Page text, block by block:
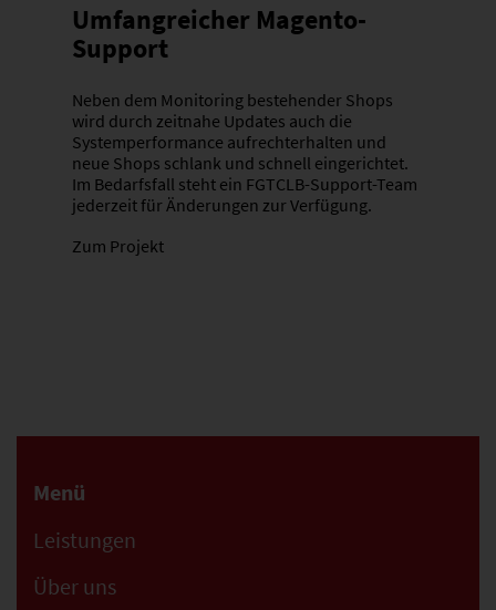
Umfangreicher Magento-
Support
Neben dem Monitoring bestehender Shops
wird durch zeitnahe Updates auch die
Systemperformance aufrechterhalten und
neue Shops schlank und schnell eingerichtet.
Im Bedarfsfall steht ein FGTCLB-Support-Team
jederzeit für Änderungen zur Verfügung.
Zum Projekt
Menü
Leistungen
Über uns